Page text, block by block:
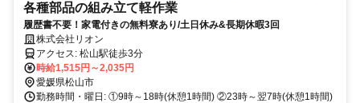
各種部品の組み立て軽作業
履歴書不要！家電付きの無料寮あり/土日休み&長期休暇3回
株式会社リオン
アクセス: 松山駅徒歩3分
時給1,515円～2,035円
愛媛県松山市
勤務時間・曜日: ①9時～18時(休憩1時間) ②23時～翌7時(休憩1時間)